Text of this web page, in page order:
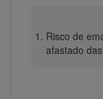
Risco de
afastado